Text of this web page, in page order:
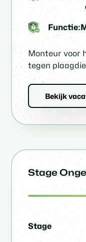
Functie:
Monteur voor
tegen
Bekijk
Stage
Stage